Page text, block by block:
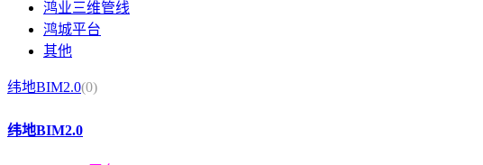
鸿业三维管线
鸿城平台
其他
纬地BIM2.0(0)
纬地BIM2.0